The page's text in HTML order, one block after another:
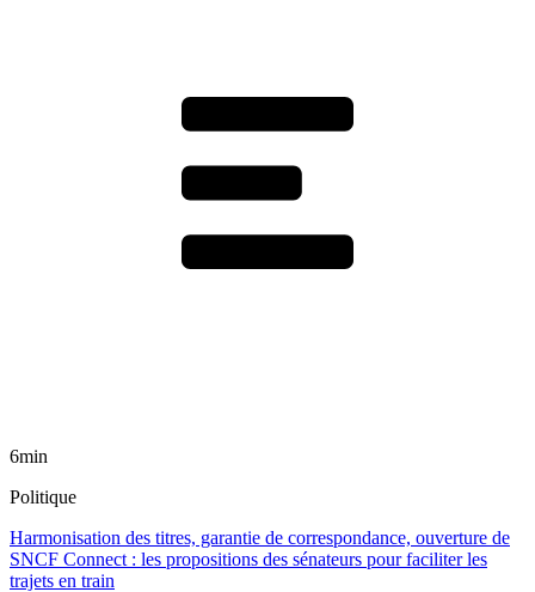
6min
Politique
Harmonisation des titres, garantie de correspondance, ouverture de
SNCF Connect : les propositions des sénateurs pour faciliter les
trajets en train